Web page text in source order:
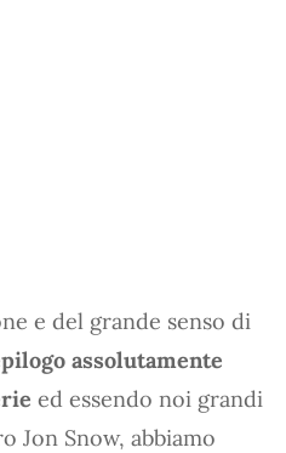
e del grande senso di
assolutamente
ed essendo noi grandi
Jon Snow, abbiamo